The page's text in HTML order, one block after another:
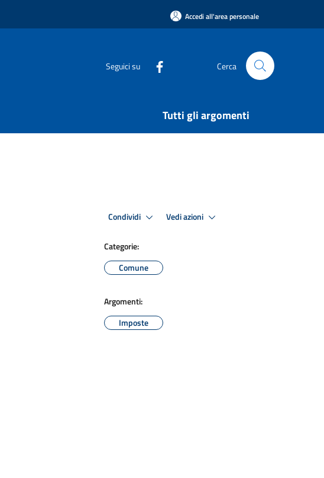
Accedi all'area personale
Seguici su Cerca
Tutti gli argomenti
Condividi Vedi azioni
Categorie:
Comune
Argomenti:
Imposte